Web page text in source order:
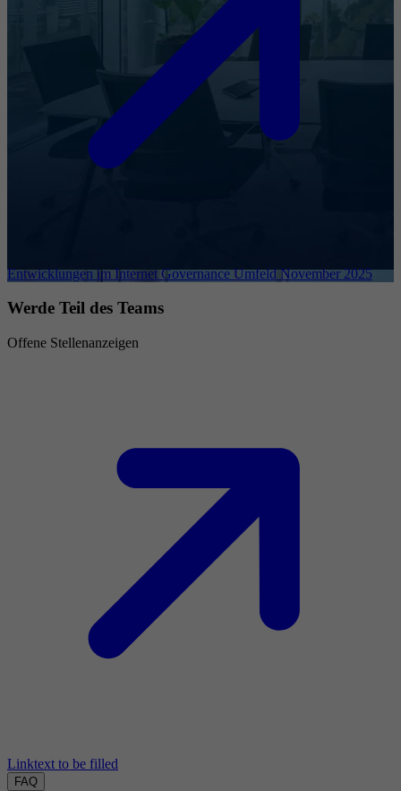
Entwicklungen im Internet Governance Umfeld November 2025
Werde Teil des Teams
Offene Stellenanzeigen
Linktext to be filled
FAQ